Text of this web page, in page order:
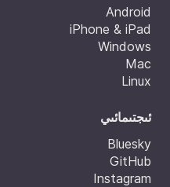
Android
iPhone & iPad
Windows
Mac
Linux
ئىجتىمائىي
Bluesky
GitHub
Instagram